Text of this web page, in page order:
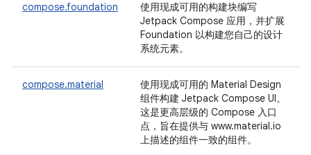
compose.foundation
使用现成可用的构建块编写
Jetpack Compose 应用，并扩展
Foundation 以构建您自己的设计
系统元素。
compose.material
使用现成可用的 Material Design
组件构建 Jetpack Compose UI。
这是更高层级的 Compose 入口
点，旨在提供与 www.material.io
上描述的组件一致的组件。